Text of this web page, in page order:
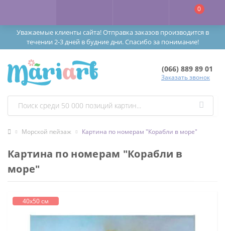
Уважаемые клиенты сайта! Отправка заказов производится в
течении 2-3 дней в будние дни. Спасибо за понимание!
0
(066) 889 89 01
Заказать звонок
Морской пейзаж Картина по номерам "Корабли в море"
Картина по номерам "Корабли в
море"
40х50 см